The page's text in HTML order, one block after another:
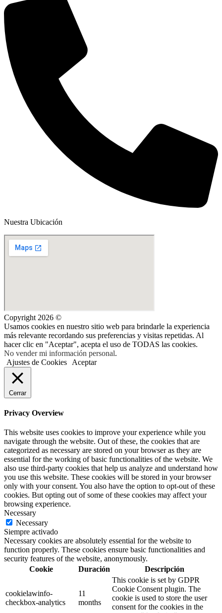
Nuestra Ubicación
Copyright 2026 ©
Usamos cookies en nuestro sitio web para brindarle la experiencia
más relevante recordando sus preferencias y visitas repetidas. Al
hacer clic en "Aceptar", acepta el uso de TODAS las cookies.
No vender mi información personal.
Ajustes de Cookies
Aceptar
Cerrar
Privacy Overview
This website uses cookies to improve your experience while you
navigate through the website. Out of these, the cookies that are
categorized as necessary are stored on your browser as they are
essential for the working of basic functionalities of the website. We
also use third-party cookies that help us analyze and understand how
you use this website. These cookies will be stored in your browser
only with your consent. You also have the option to opt-out of these
cookies. But opting out of some of these cookies may affect your
browsing experience.
Necessary
Necessary
Siempre activado
Necessary cookies are absolutely essential for the website to
function properly. These cookies ensure basic functionalities and
security features of the website, anonymously.
Cookie
Duración Descripción
cookielawinfo-
checkbox-analytics
11
months
This cookie is set by GDPR
Cookie Consent plugin. The
cookie is used to store the user
consent for the cookies in the